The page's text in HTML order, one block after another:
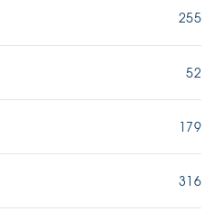
255
52
179
316